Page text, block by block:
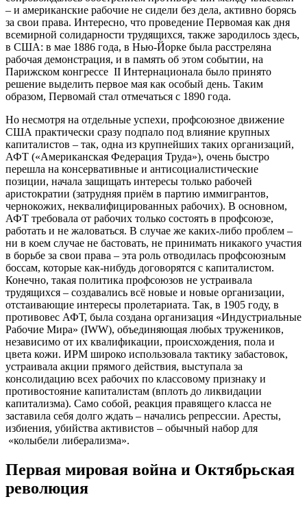
– и американские рабочие не сидели без дела, активно борясь
за свои права. Интересно, что проведение Первомая как дня
всемирной солидарности трудящихся, также зародилось здесь,
в США: в мае 1886 года, в Нью-Йорке была расстреляна
рабочая демонстрация, и в память об этом событии, на
Парижском конгрессе II Интернационала было принято
решение выделить первое мая как особый день. Таким
образом, Первомай стал отмечаться с 1890 года.
Но несмотря на отдельные успехи, профсоюзное движение
США практически сразу подпало под влияние крупных
капиталистов – так, одна из крупнейших таких организаций,
АФТ («Американская Федерация Труда»), очень быстро
перешла на консервативные и антисоциалистические
позиции, начала защищать интересы только рабочей
аристократии (затрудняя приём в партию иммигрантов,
чернокожих, неквалифицированных рабочих). В основном,
АФТ требовала от рабочих только состоять в профсоюзе,
работать и не жаловаться. В случае же каких-либо проблем –
ни в коем случае не бастовать, не принимать никакого участия
в борьбе за свои права – эта роль отводилась профсоюзным
боссам, которые как-нибудь договорятся с капиталистом.
Конечно, такая политика профсоюзов не устраивала
трудящихся – создавались всё новые и новые организации,
отстаивающие интересы пролетариата. Так, в 1905 году, в
противовес АФТ, была создана организация «Индустриальные
Рабочие Мира» (IWW), объединяющая любых тружеников,
независимо от их квалификации, происхождения, пола и
цвета кожи. ИРМ широко использовала тактику забастовок,
устраивала акции прямого действия, выступала за
консолидацию всех рабочих по классовому признаку и
противостояние капиталистам (вплоть до ликвидации
капитализма). Само собой, реакция правящего класса не
заставила себя долго ждать – начались репрессии. Аресты,
избиения, убийства активистов – обычный набор для
«колыбели либерализма».
Первая мировая война и Октябрьская
революция